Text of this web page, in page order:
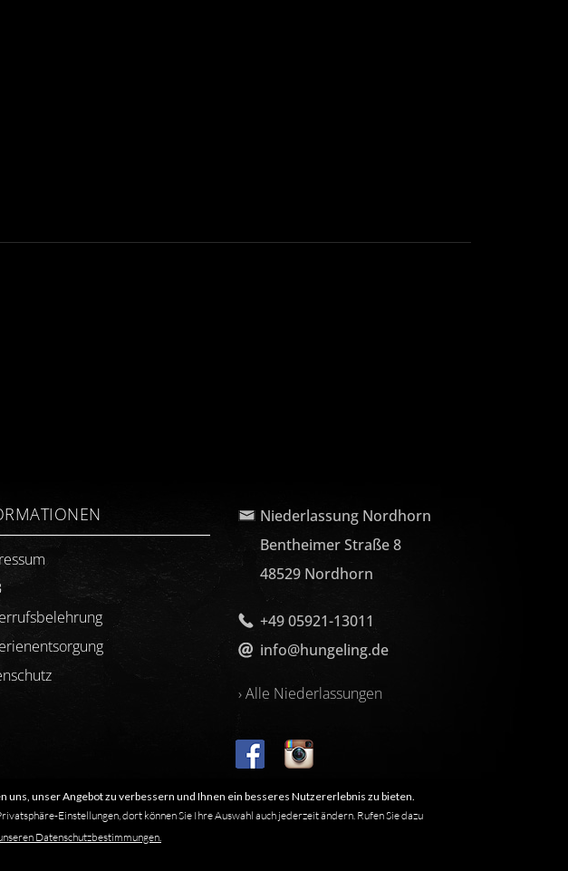
Niederlassung Nordhorn
Bentheimer Straße 8
48529 Nordhorn
+49 05921-13011
info@hungeling.de
› Alle Niederlassungen
06.2026
unser Angebot zu verbessern und Ihnen ein besseres Nutzererlebnis zu bieten.
Einstellungen, dort können Sie Ihre Auswahl auch jederzeit ändern. Rufen Sie dazu
Datenschutzbestimmungen.